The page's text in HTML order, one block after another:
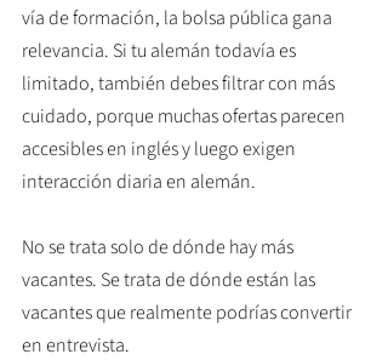
vía de formación, la bolsa pública gana
relevancia. Si tu alemán todavía es
limitado, también debes filtrar con más
cuidado, porque muchas ofertas parecen
accesibles en inglés y luego exigen
interacción diaria en alemán.
No se trata solo de dónde hay más
vacantes. Se trata de dónde están las
vacantes que realmente podrías convertir
en entrevista.